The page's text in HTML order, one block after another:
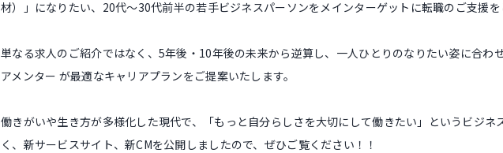
材）」になりたい、20代〜30代前半の若手ビジネスパーソンをメインターゲットに転職のご支援を
単なる求人のご紹介ではなく、5年後・10年後の未来から逆算し、一人ひとりのなりたい姿に合わ
アメンター が最適なキャリアプランをご提案いたします。
働きがいや生き方が多様化した現代で、「もっと自分らしさを大切にして働きたい」というビジネ
く、新サービスサイト、新CMを公開しましたので、ぜひご覧ください！！